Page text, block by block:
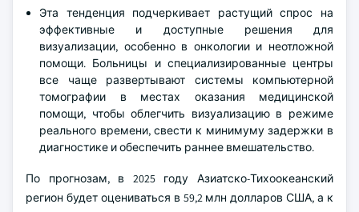
Эта тенденция подчеркивает растущий спрос на
эффективные и доступные решения для
визуализации, особенно в онкологии и неотложной
помощи. Больницы и специализированные центры
все чаще развертывают системы компьютерной
томографии в местах оказания медицинской
помощи, чтобы облегчить визуализацию в режиме
реального времени, свести к минимуму задержки в
диагностике и обеспечить раннее вмешательство.
По прогнозам, в 2025 году Азиатско-Тихоокеанский
регион будет оцениваться в 59,2 млн долларов США, а к